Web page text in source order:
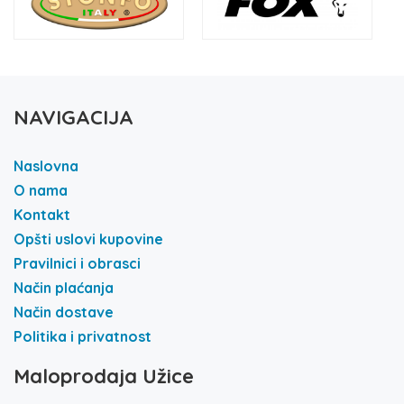
NAVIGACIJA
Naslovna
O nama
Kontakt
Opšti uslovi kupovine
Pravilnici i obrasci
Način plaćanja
Način dostave
Politika i privatnost
Maloprodaja Užice